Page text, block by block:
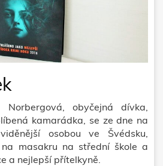
Norbergová, obyčejná dívka,
kamarádka, se ze dne na
osobou ve Švédsku,
masakru na střední škole a
a nejlepší přítelkyně.